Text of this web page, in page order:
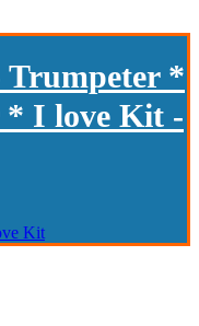
Trumpeter *
* I love Kit -
Kit